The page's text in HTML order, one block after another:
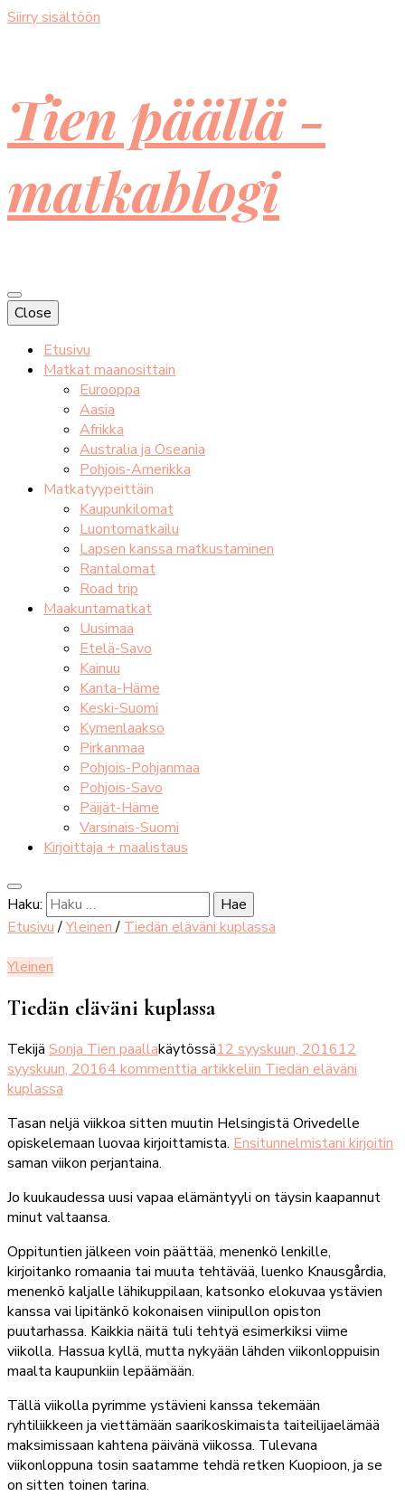
Siirry sisältöön
Tien päällä -
matkablogi
Close
Etusivu
Matkat maanosittain
Eurooppa
Aasia
Afrikka
Australia ja Oseania
Pohjois-Amerikka
Matkatyypeittäin
Kaupunkilomat
Luontomatkailu
Lapsen kanssa matkustaminen
Rantalomat
Road trip
Maakuntamatkat
Uusimaa
Etelä-Savo
Kainuu
Kanta-Häme
Keski-Suomi
Kymenlaakso
Pirkanmaa
Pohjois-Pohjanmaa
Pohjois-Savo
Päijät-Häme
Varsinais-Suomi
Kirjoittaja + maalistaus
Haku:
Etusivu /Yleinen/ Tiedän eläväni kuplassa
Yleinen
Tiedän eläväni kuplassa
Tekijä Sonja Tien paallakäytössä12 syyskuun, 201612
syyskuun, 20164 kommenttia artikkeliin Tiedän eläväni
kuplassa
Tasan neljä viikkoa sitten muutin Helsingistä Orivedelle
opiskelemaan luovaa kirjoittamista. Ensitunnelmistani kirjoitin
saman viikon perjantaina.
Jo kuukaudessa uusi vapaa elämäntyyli on täysin kaapannut
minut valtaansa.
Oppituntien jälkeen voin päättää, menenkö lenkille,
kirjoitanko romaania tai muuta tehtävää, luenko Knausgårdia,
menenkö kaljalle lähikuppilaan, katsonko elokuvaa ystävien
kanssa vai lipitänkö kokonaisen viinipullon opiston
puutarhassa. Kaikkia näitä tuli tehtyä esimerkiksi viime
viikolla. Hassua kyllä, mutta nykyään lähden viikonloppuisin
maalta kaupunkiin lepäämään.
Tällä viikolla pyrimme ystävieni kanssa tekemään
ryhtiliikkeen ja viettämään saarikoskimaista taiteilijaelämää
maksimissaan kahtena päivänä viikossa. Tulevana
viikonloppuna tosin saatamme tehdä retken Kuopioon, ja se
on sitten toinen tarina.